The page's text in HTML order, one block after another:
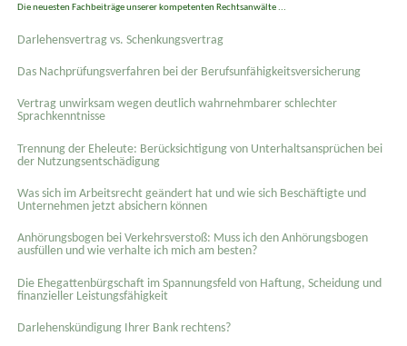
Die neuesten Fachbeiträge unserer kompetenten Rechtsanwälte ...
Darlehensvertrag vs. Schenkungsvertrag
Das Nachprüfungsverfahren bei der Berufsunfähigkeitsversicherung
Vertrag unwirksam wegen deutlich wahrnehmbarer schlechter
Sprachkenntnisse
Trennung der Eheleute: Berücksichtigung von Unterhaltsansprüchen bei
der Nutzungsentschädigung
Was sich im Arbeitsrecht geändert hat und wie sich Beschäftigte und
Unternehmen jetzt absichern können
Anhörungsbogen bei Verkehrsverstoß: Muss ich den Anhörungsbogen
ausfüllen und wie verhalte ich mich am besten?
Die Ehegattenbürgschaft im Spannungsfeld von Haftung, Scheidung und
finanzieller Leistungsfähigkeit
Darlehenskündigung Ihrer Bank rechtens?